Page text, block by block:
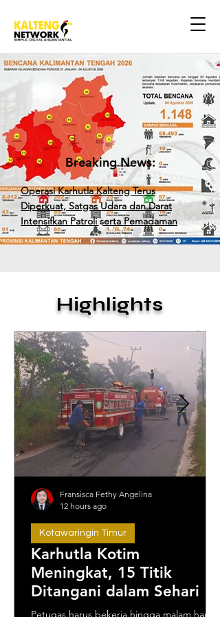
Breaking News:
Operasi Karhutla Kalteng Terus
Diperkuat, Satgas Udara dan Darat
Intensifkan Patroli serta Pemadaman
Highlights
Karhutla Kotim
Meningkat, 15 Titik
Ditangani dalam Sehari
Petugas harus bekerja hingga malam hari
Kotawaringin Timur
Fransisca Fethy Angelina
12 hours ago